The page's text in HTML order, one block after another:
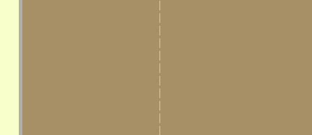
|
|
|
|
|
|
|
|
|
|
|